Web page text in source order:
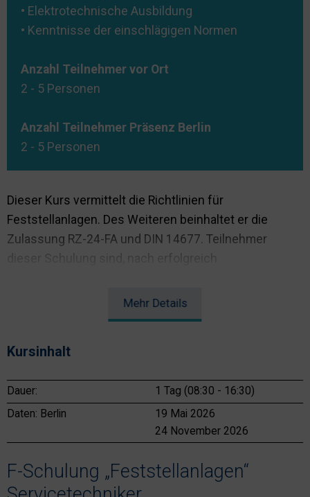
• Elektrotechnische Ausbildung
• Kenntnisse der einschlägigen Normen
Anzahl Teilnehmer vor Ort
2 - 5 Personen
Anzahl Teilnehmer Präsenz Berlin
2 - 5 Personen
Dieser Kurs vermittelt die Richtlinien für
Feststellanlagen. Des Weiteren beinhaltet er die
Zulassung RZ-24-FA und DIN 14677. Teilnehmer
dieser Schulung sind, nach erfolgreich
Mehr Details
Kursinhalt
Dauer:
1 Tag (08:30 - 16:30)
Daten: Berlin
19 Mai 2026
24 November 2026
F-Schulung „Feststellanlagen“